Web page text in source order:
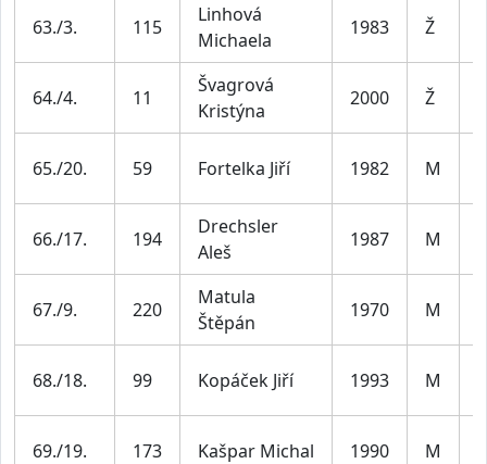
63./3. 115
Linhová
Michaela
1983 Ž
64./4. 11
Švagrová
Kristýna
2000 Ž
65./20. 59 Fortelka Jiří 1982 M
66./17. 194
Drechsler
Aleš
1987 M
67./9. 220
Matula
Štěpán
1970 M
68./18. 99 Kopáček Jiří 1993 M
69./19. 173 Kašpar Michal 1990 M